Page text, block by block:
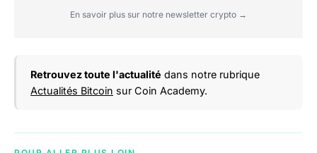
En savoir plus sur notre newsletter crypto →
Retrouvez toute l'actualité dans notre rubrique
Actualités Bitcoin sur Coin Academy.